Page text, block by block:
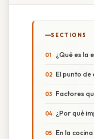
SECTIONS
¿Qué es la
El punto de
Factores
¿Por qué
En la cocina